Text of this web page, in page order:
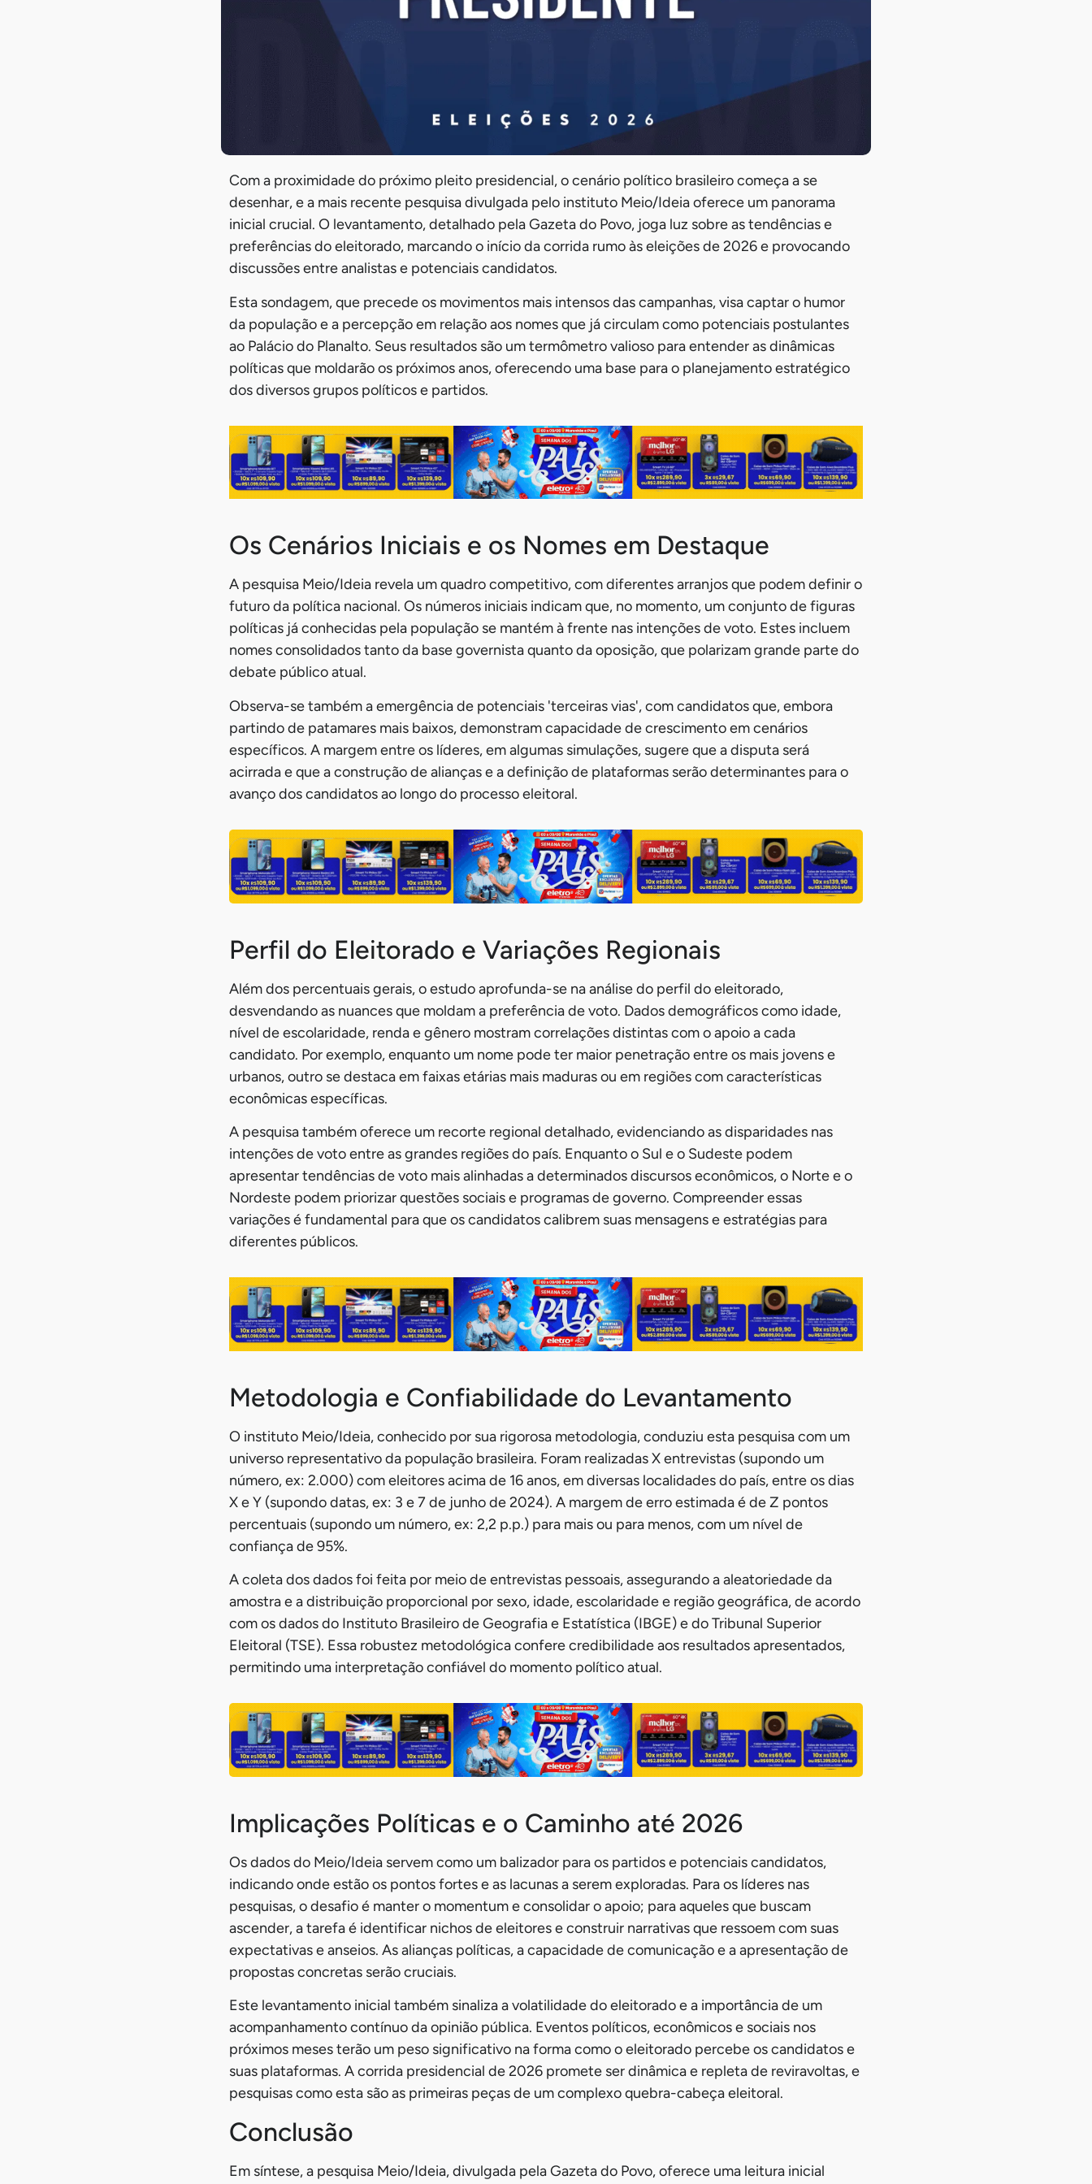
Com a proximidade do próximo pleito presidencial, o cenário político brasileiro começa a se
desenhar, e a mais recente pesquisa divulgada pelo instituto Meio/Ideia oferece um panorama
inicial crucial. O levantamento, detalhado pela Gazeta do Povo, joga luz sobre as tendências e
preferências do eleitorado, marcando o início da corrida rumo às eleições de 2026 e provocando
discussões entre analistas e potenciais candidatos.
Esta sondagem, que precede os movimentos mais intensos das campanhas, visa captar o humor
da população e a percepção em relação aos nomes que já circulam como potenciais postulantes
ao Palácio do Planalto. Seus resultados são um termômetro valioso para entender as dinâmicas
políticas que moldarão os próximos anos, oferecendo uma base para o planejamento estratégico
dos diversos grupos políticos e partidos.
Os Cenários Iniciais e os Nomes em Destaque
A pesquisa Meio/Ideia revela um quadro competitivo, com diferentes arranjos que podem definir o
futuro da política nacional. Os números iniciais indicam que, no momento, um conjunto de figuras
políticas já conhecidas pela população se mantém à frente nas intenções de voto. Estes incluem
nomes consolidados tanto da base governista quanto da oposição, que polarizam grande parte do
debate público atual.
Observa-se também a emergência de potenciais 'terceiras vias', com candidatos que, embora
partindo de patamares mais baixos, demonstram capacidade de crescimento em cenários
específicos. A margem entre os líderes, em algumas simulações, sugere que a disputa será
acirrada e que a construção de alianças e a definição de plataformas serão determinantes para o
avanço dos candidatos ao longo do processo eleitoral.
Perfil do Eleitorado e Variações Regionais
Além dos percentuais gerais, o estudo aprofunda-se na análise do perfil do eleitorado,
desvendando as nuances que moldam a preferência de voto. Dados demográficos como idade,
nível de escolaridade, renda e gênero mostram correlações distintas com o apoio a cada
candidato. Por exemplo, enquanto um nome pode ter maior penetração entre os mais jovens e
urbanos, outro se destaca em faixas etárias mais maduras ou em regiões com características
econômicas específicas.
A pesquisa também oferece um recorte regional detalhado, evidenciando as disparidades nas
intenções de voto entre as grandes regiões do país. Enquanto o Sul e o Sudeste podem
apresentar tendências de voto mais alinhadas a determinados discursos econômicos, o Norte e o
Nordeste podem priorizar questões sociais e programas de governo. Compreender essas
variações é fundamental para que os candidatos calibrem suas mensagens e estratégias para
diferentes públicos.
Metodologia e Confiabilidade do Levantamento
O instituto Meio/Ideia, conhecido por sua rigorosa metodologia, conduziu esta pesquisa com um
universo representativo da população brasileira. Foram realizadas X entrevistas (supondo um
número, ex: 2.000) com eleitores acima de 16 anos, em diversas localidades do país, entre os dias
X e Y (supondo datas, ex: 3 e 7 de junho de 2024). A margem de erro estimada é de Z pontos
percentuais (supondo um número, ex: 2,2 p.p.) para mais ou para menos, com um nível de
confiança de 95%.
A coleta dos dados foi feita por meio de entrevistas pessoais, assegurando a aleatoriedade da
amostra e a distribuição proporcional por sexo, idade, escolaridade e região geográfica, de acordo
com os dados do Instituto Brasileiro de Geografia e Estatística (IBGE) e do Tribunal Superior
Eleitoral (TSE). Essa robustez metodológica confere credibilidade aos resultados apresentados,
permitindo uma interpretação confiável do momento político atual.
Implicações Políticas e o Caminho até 2026
Os dados do Meio/Ideia servem como um balizador para os partidos e potenciais candidatos,
indicando onde estão os pontos fortes e as lacunas a serem exploradas. Para os líderes nas
pesquisas, o desafio é manter o momentum e consolidar o apoio; para aqueles que buscam
ascender, a tarefa é identificar nichos de eleitores e construir narrativas que ressoem com suas
expectativas e anseios. As alianças políticas, a capacidade de comunicação e a apresentação de
propostas concretas serão cruciais.
Este levantamento inicial também sinaliza a volatilidade do eleitorado e a importância de um
acompanhamento contínuo da opinião pública. Eventos políticos, econômicos e sociais nos
próximos meses terão um peso significativo na forma como o eleitorado percebe os candidatos e
suas plataformas. A corrida presidencial de 2026 promete ser dinâmica e repleta de reviravoltas, e
pesquisas como esta são as primeiras peças de um complexo quebra-cabeça eleitoral.
Conclusão
Em síntese, a pesquisa Meio/Ideia, divulgada pela Gazeta do Povo, oferece uma leitura inicial